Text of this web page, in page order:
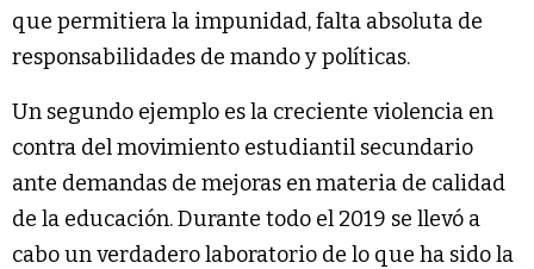
que permitiera la impunidad, falta absoluta de
responsabilidades de mando y políticas.
Un segundo ejemplo es la creciente violencia en
contra del movimiento estudiantil secundario
ante demandas de mejoras en materia de calidad
de la educación. Durante todo el 2019 se llevó a
cabo un verdadero laboratorio de lo que ha sido la